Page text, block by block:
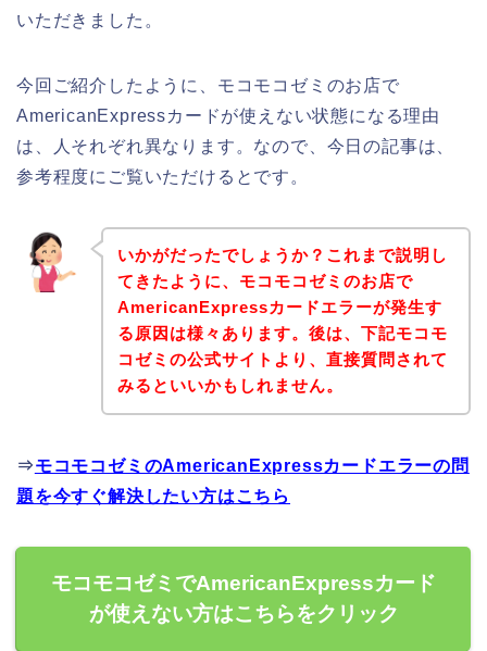
いただきました。
今回ご紹介したように、モコモコゼミのお店で
AmericanExpressカードが使えない状態になる理由
は、人それぞれ異なります。なので、今日の記事は、
参考程度にご覧いただけるとです。
いかがだったでしょうか？これまで説明し
てきたように、モコモコゼミのお店で
AmericanExpressカードエラーが発生す
る原因は様々あります。後は、下記モコモ
コゼミの公式サイトより、直接質問されて
みるといいかもしれません。
⇒モコモコゼミのAmericanExpressカードエラーの問
題を今すぐ解決したい方はこちら
モコモコゼミでAmericanExpressカード
が使えない方はこちらをクリック